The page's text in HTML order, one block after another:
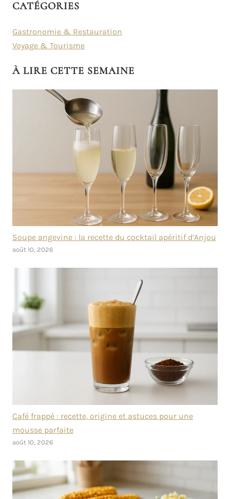
CATÉGORIES
Gastronomie & Restauration
Voyage & Tourisme
À LIRE CETTE SEMAINE
Soupe angevine : la recette du cocktail apéritif d’Anjou
août 10, 2026
Café frappé : recette, origine et astuces pour une
mousse parfaite
août 10, 2026